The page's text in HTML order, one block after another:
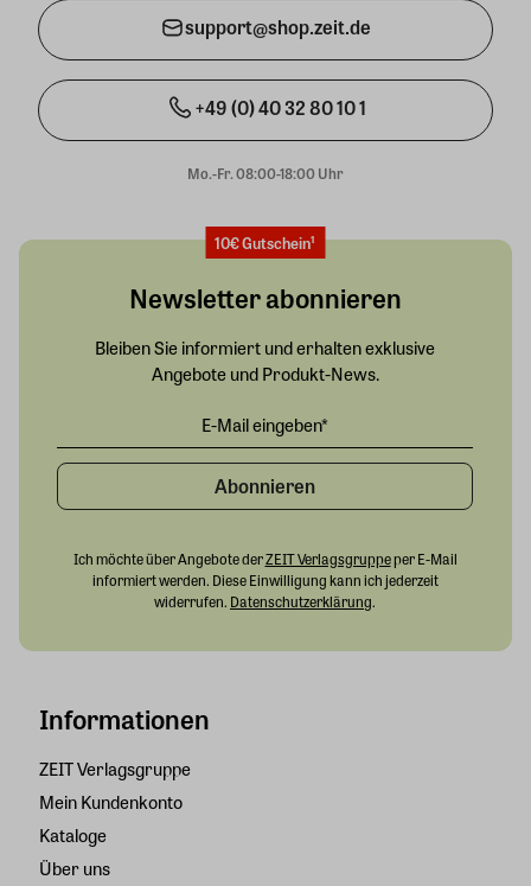
support@shop.zeit.de
+49 (0) 40 32 80 10 1
Mo.-Fr. 08:00-18:00 Uhr
Informationen
ZEIT Verlagsgruppe
Mein Kundenkonto
Kataloge
Über uns
10€ Gutschein¹
Newsletter abonnieren
Bleiben Sie informiert und erhalten exklusive
Angebote und Produkt-News.
Abonnieren
Ich möchte über Angebote derZEIT Verlagsgruppeper E-Mail
informiert werden. Diese Einwilligung kann ich jederzeit
widerrufen. Datenschutzerklärung.